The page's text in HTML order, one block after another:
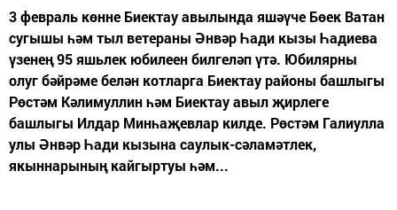
3 февраль көнне Биектау авылында яшәүче Бөек Ватан
сугышы һәм тыл ветераны Әнвәр Һади кызы Һадиева
үзенең 95 яшьлек юбилеен билгеләп үтә. Юбилярны
олуг бәйрәме белән котларга Биектау районы башлыгы
Рөстәм Кәлимуллин һәм Биектау авыл җирлеге
башлыгы Илдар Минһаҗевлар килде. Рөстәм Галиулла
улы Әнвәр Һади кызына саулык-сәламәтлек,
якыннарының кайгыртуы һәм...